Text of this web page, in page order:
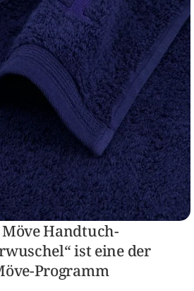
Handtuch-
ist eine der
Programm